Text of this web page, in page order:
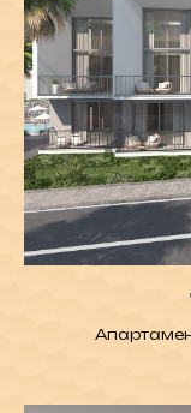
АДРЕС:
Офис: Kyrenia,
Novu Park Plaza